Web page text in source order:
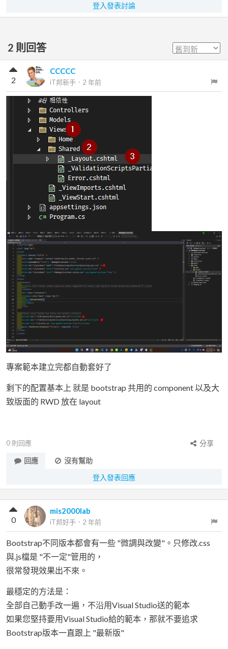
登入發表討論
2 則回答
CCCCC
iT邦新手 ． 2 年前
2
專案範本建立完都自動套好了
剩下的配置基本上 就是 bootstrap 共用的 component 以及大
致版面的 RWD 放在 layout
0 則回應
分享
回應
沒有幫助
登入發表回應
mis2000lab
iT邦好手 ． 2 年前
0
Bootstrap不同版本都會有一些 "微調與改變"。只修改.css
與.js檔是 "不一定"管用的，
很常發現效果出不來。
最穩定的方法是：
全部自己動手改一遍，不沿用Visual Studio送的範本
如果您堅持要用Visual Studio給的範本，那就不要追求
Bootstrap版本一直跟上 "最新版"